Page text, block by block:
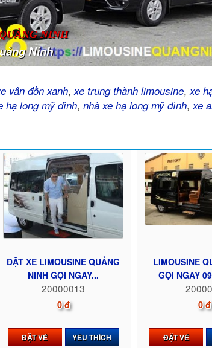
NINH
Ninh
vân đồn xanh,xe trung thành limousine,xe
hạ long mỹ đình, nhà xe hạ long mỹ đình,xe
ĐẶT XE LIMOUSINE QUẢNG
NINH GỌI NGAY...
20000013
0 đ
ĐẶT VÉ YÊU THÍCH
LIMOUSINE
GỌI NGAY
0 đ
ĐẶT VÉ